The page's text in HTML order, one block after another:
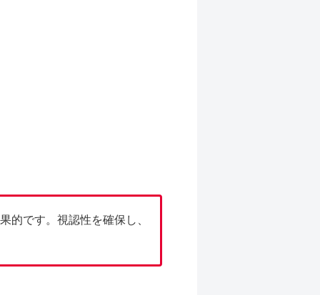
的です。視認性を確保し、